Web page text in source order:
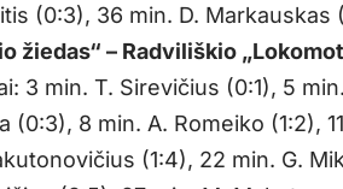
(0:3), 36 min. D. Markauskas
žiedas“ – Radviliškio
3 min. T. Sirevičius (0:1), 5
(0:3), 8 min. A. Romeiko (1:2),
(1:4), 22 min. G.